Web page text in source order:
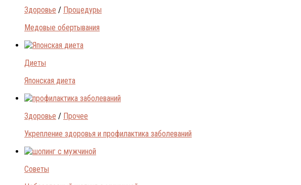
Здоровье / Процедуры
Медовые обертывания
Диеты
Японская диета
Здоровье / Прочее
Укрепление здоровья и профилактика заболеваний
Советы